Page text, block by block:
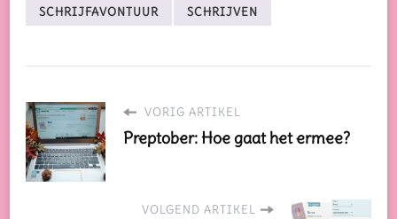
SCHRIJFAVONTUUR SCHRIJVEN
VORIG ARTIKEL
Preptober: Hoe gaat het ermee?
VOLGEND ARTIKEL